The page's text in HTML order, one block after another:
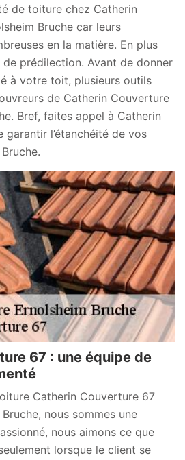
de toiture chez Catherin
Bruche car leurs
en la matière. En plus
prédilection. Avant de donner
à votre toit, plusieurs outils
de Catherin Couverture
Bref, faites appel à Catherin
l’étanchéité de vos
67 : une équipe de
Catherin Couverture 67
nous sommes une
nous aimons ce que
lorsque le client se